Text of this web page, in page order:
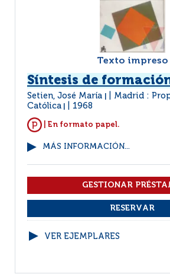
Texto impreso
Síntesis de
Setien, José María
Madrid :
Católica
1968
| En formato papel.
MÁS INFORMACIÓN...
VER EJEMPLARES